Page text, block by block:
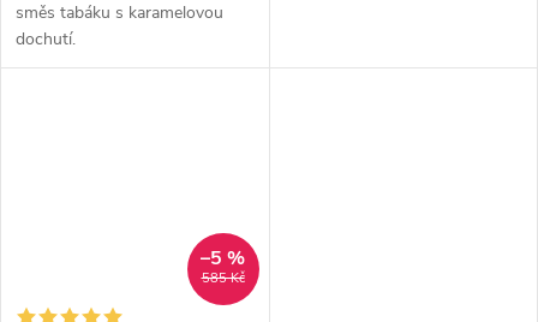
směs tabáku s karamelovou
dochutí.
585 Kč
–5 %